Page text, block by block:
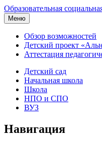
Образовательная
Меню
Обзор возможностей
Детский проект
Аттестация
Детский сад
Начальная школа
Школа
НПО и СПО
ВУЗ
Навигация